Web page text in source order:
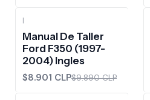
|
Manual De Taller
Ford F350 (1997-
2004) Ingles
$8.901 CLP$9.890 CLP